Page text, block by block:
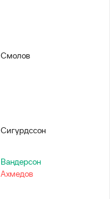
Смолов
Сигурдссон
Вандерсон
Ахмедов